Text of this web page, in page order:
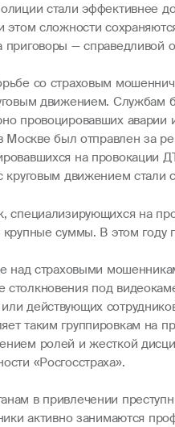
стали эффективнее
сложности
— справедливой
со страховым
движением. Службам
провоцировавших
был отправлен за
на провокации
круговым движением
специализирующихся на
суммы. В этом
над страховыми
под
действующих
таким группировкам на
ролей и жесткой
«Росгосстраха».
в привлечении
активно занимаются